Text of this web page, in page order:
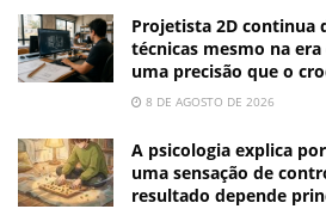
Projetista 2D continua
técnicas mesmo na
uma precisão que o
8 DE AGOSTO DE 2026
A psicologia explica
uma sensação de
resultado depende